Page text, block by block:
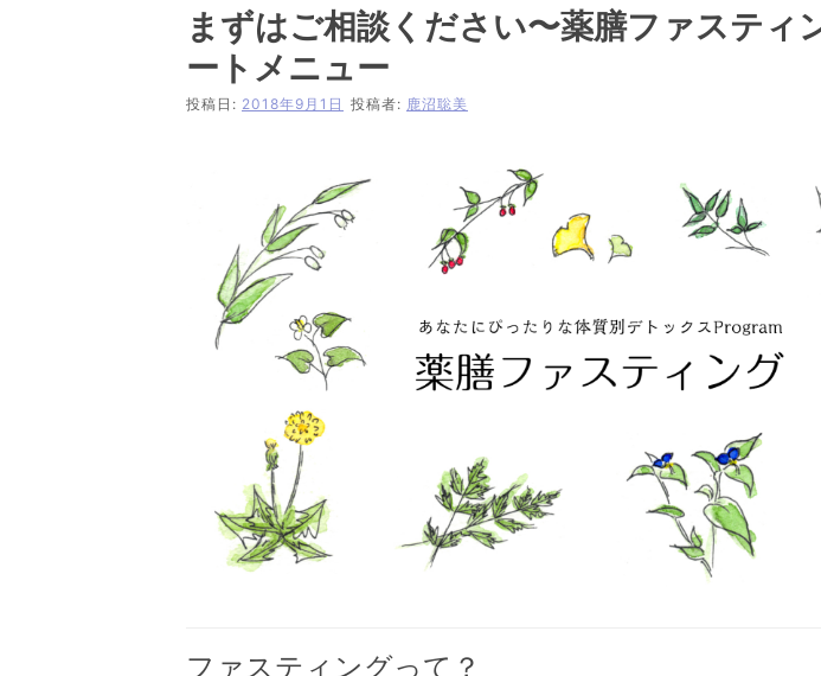
まずはご相談ください〜薬膳ファスティ
ートメニュー
投稿日: 2018年9月1日 投稿者: 鹿沼聡美
ファスティングって？